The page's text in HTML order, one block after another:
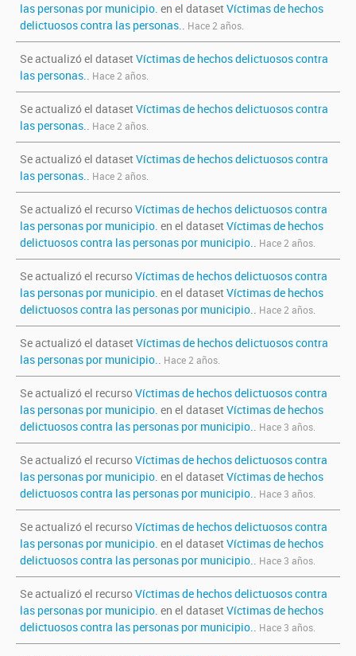
las personas por municipio. en el dataset Víctimas de hechos
delictuosos contra las personas.. Hace 2 años.
Se actualizó el dataset Víctimas de hechos delictuosos contra
las personas.. Hace 2 años.
Se actualizó el dataset Víctimas de hechos delictuosos contra
las personas.. Hace 2 años.
Se actualizó el dataset Víctimas de hechos delictuosos contra
las personas.. Hace 2 años.
Se actualizó el recursoVíctimas de hechos delictuosos contra
las personas por municipio. en el dataset Víctimas de hechos
delictuosos contra las personas por municipio.. Hace 2 años.
Se actualizó el recursoVíctimas de hechos delictuosos contra
las personas por municipio. en el dataset Víctimas de hechos
delictuosos contra las personas por municipio.. Hace 2 años.
Se actualizó el dataset Víctimas de hechos delictuosos contra
las personas por municipio.. Hace 2 años.
Se actualizó el recursoVíctimas de hechos delictuosos contra
las personas por municipio. en el dataset Víctimas de hechos
delictuosos contra las personas por municipio.. Hace 3 años.
Se actualizó el recursoVíctimas de hechos delictuosos contra
las personas por municipio. en el dataset Víctimas de hechos
delictuosos contra las personas por municipio.. Hace 3 años.
Se actualizó el recursoVíctimas de hechos delictuosos contra
las personas por municipio. en el dataset Víctimas de hechos
delictuosos contra las personas por municipio.. Hace 3 años.
Se actualizó el recursoVíctimas de hechos delictuosos contra
las personas por municipio. en el dataset Víctimas de hechos
delictuosos contra las personas por municipio.. Hace 3 años.